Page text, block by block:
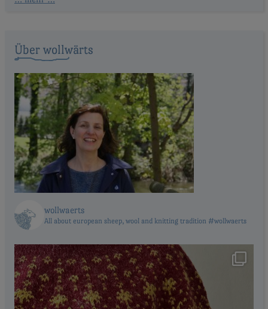
Über wollwärts
wollwaerts
All about european sheep, wool and knitting tradition #wollwaerts